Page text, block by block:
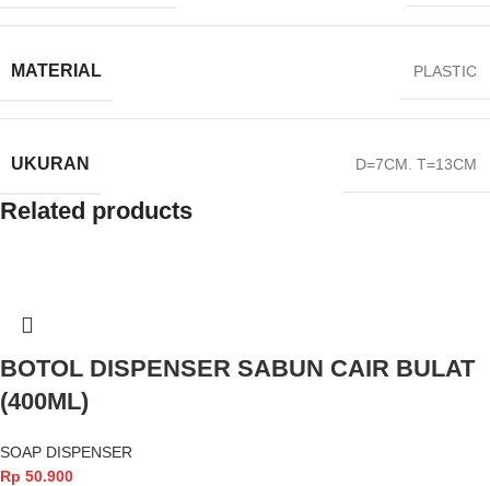
MATERIAL PLASTIC
UKURAN D=7CM. T=13CM
Related products
BOTOL DISPENSER SABUN CAIR BULAT
(400ML)
SOAP DISPENSER
Rp 50.900